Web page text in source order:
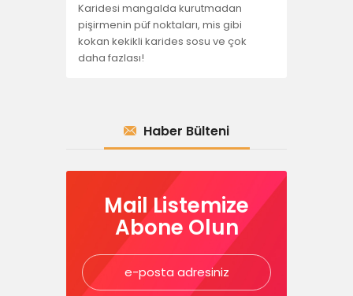
Karidesi mangalda kurutmadan
pişirmenin püf noktaları, mis gibi
kokan kekikli karides sosu ve çok
daha fazlası!
Haber Bülteni
Mail Listemize
Abone Olun